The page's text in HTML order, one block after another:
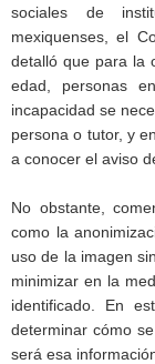
sociales de
mexiquenses, el
detalló que para la
edad, personas
incapacidad se
persona o tutor, y
a conocer el aviso
No obstante,
como la
uso de la imagen
minimizar en la
identificado. En
determinar cómo
será esa